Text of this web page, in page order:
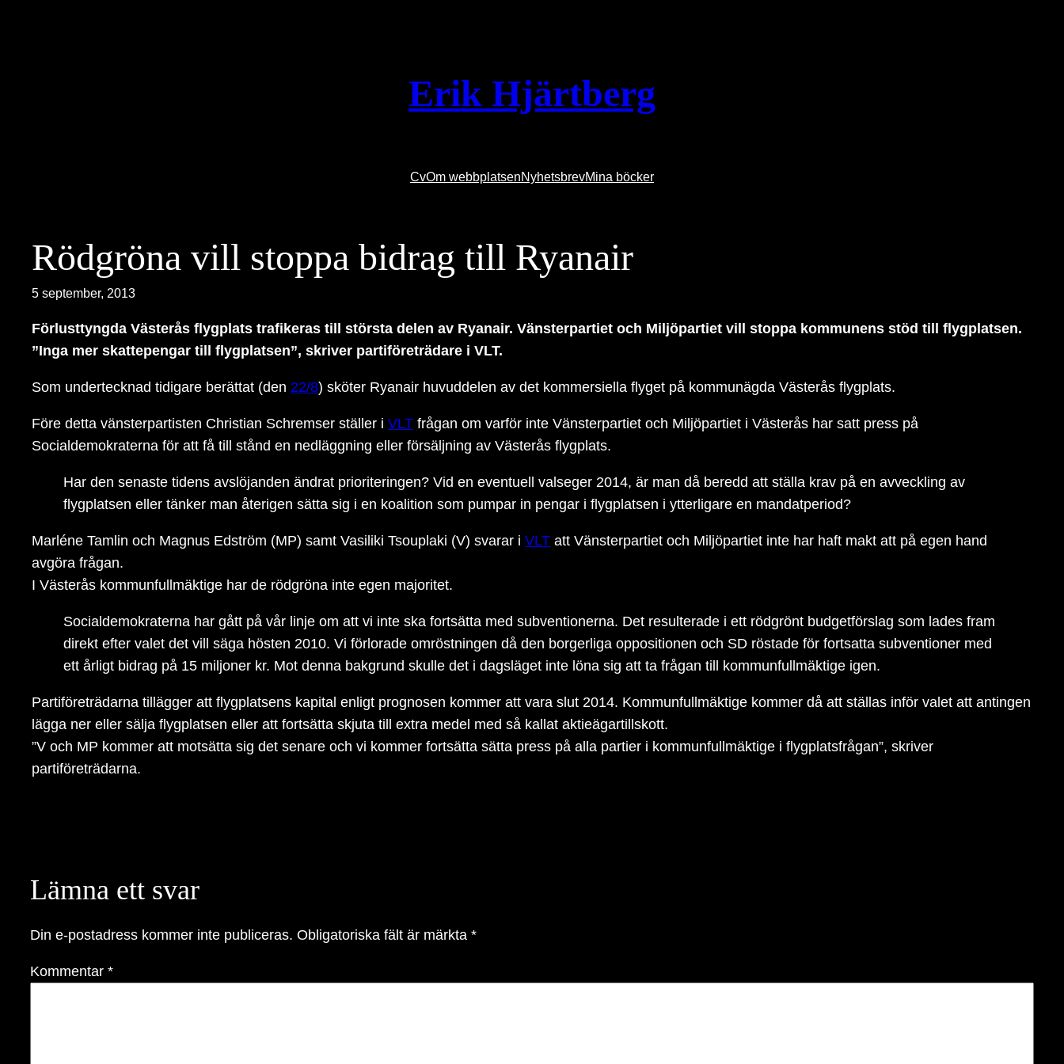
Erik Hjärtberg
CvOm webbplatsenNyhetsbrevMina böcker
Rödgröna vill stoppa bidrag till Ryanair
5 september, 2013
Förlusttyngda Västerås flygplats trafikeras till största delen av Ryanair. Vänsterpartiet och Miljöpartiet vill stoppa kommunens stöd till flygplatsen.
”Inga mer skattepengar till flygplatsen”, skriver partiföreträdare i VLT.
Som undertecknad tidigare berättat (den 22/8) sköter Ryanair huvuddelen av det kommersiella flyget på kommunägda Västerås flygplats.
Före detta vänsterpartisten Christian Schremser ställer i VLT frågan om varför inte Vänsterpartiet och Miljöpartiet i Västerås har satt press på
Socialdemokraterna för att få till stånd en nedläggning eller försäljning av Västerås flygplats.
Har den senaste tidens avslöjanden ändrat prioriteringen? Vid en eventuell valseger 2014, är man då beredd att ställa krav på en avveckling av
flygplatsen eller tänker man återigen sätta sig i en koalition som pumpar in pengar i flygplatsen i ytterligare en mandatperiod?
Marléne Tamlin och Magnus Edström (MP) samt Vasiliki Tsouplaki (V) svarar i VLT att Vänsterpartiet och Miljöpartiet inte har haft makt att på egen hand
avgöra frågan.
I Västerås kommunfullmäktige har de rödgröna inte egen majoritet.
Socialdemokraterna har gått på vår linje om att vi inte ska fortsätta med subventionerna. Det resulterade i ett rödgrönt budgetförslag som lades fram
direkt efter valet det vill säga hösten 2010. Vi förlorade omröstningen då den borgerliga oppositionen och SD röstade för fortsatta subventioner med
ett årligt bidrag på 15 miljoner kr. Mot denna bakgrund skulle det i dagsläget inte löna sig att ta frågan till kommunfullmäktige igen.
Partiföreträdarna tillägger att flygplatsens kapital enligt prognosen kommer att vara slut 2014. Kommunfullmäktige kommer då att ställas inför valet att antingen
lägga ner eller sälja flygplatsen eller att fortsätta skjuta till extra medel med så kallat aktieägartillskott.
”V och MP kommer att motsätta sig det senare och vi kommer fortsätta sätta press på alla partier i kommunfullmäktige i flygplatsfrågan”, skriver
partiföreträdarna.
Lämna ett svar
Din e-postadress kommer inte publiceras. Obligatoriska fält är märkta *
Kommentar *